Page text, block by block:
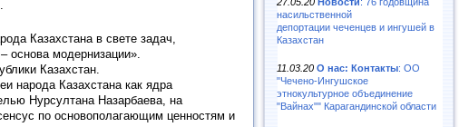
Казахстана в свете задач,
основа модернизации».
Казахстан.
народа Казахстана как ядра
Нурсултана Назарбаева, на
по основополагающим ценностям и
насильственной
депортации чеченцев и ингушей в
Казахстан
11.03.20 О нас: Контакты: ОО
"Чечено-Ингушское
этнокультурное объединение
"Вайнах"" Карагандинской области